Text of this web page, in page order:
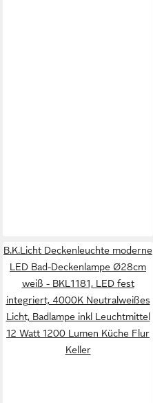
B.K.Licht Deckenleuchte moderne
LED Bad-Deckenlampe Ø28cm
weiß - BKL1181, LED fest
integriert, 4000K Neutralweißes
Licht, Badlampe inkl Leuchtmittel
12 Watt 1200 Lumen Küche Flur
Keller